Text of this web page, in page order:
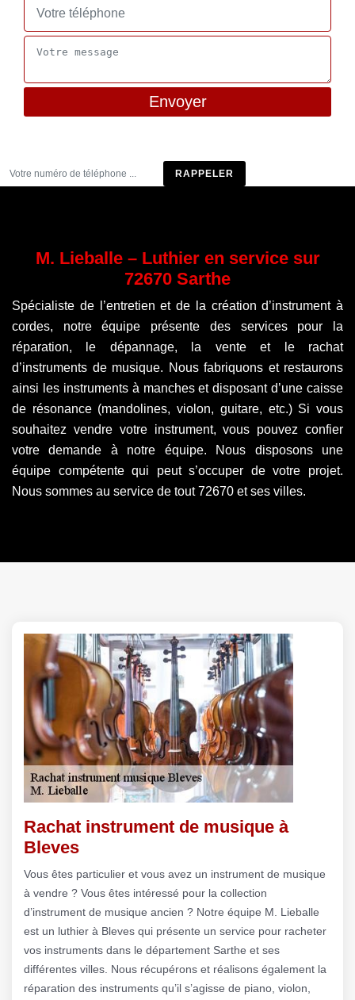
M. Lieballe – Luthier en service sur
72670 Sarthe
Spécialiste de l’entretien et de la création d’instrument à
cordes, notre équipe présente des services pour la
réparation, le dépannage, la vente et le rachat
d’instruments de musique. Nous fabriquons et restaurons
ainsi les instruments à manches et disposant d’une caisse
de résonance (mandolines, violon, guitare, etc.) Si vous
souhaitez vendre votre instrument, vous pouvez confier
votre demande à notre équipe. Nous disposons une
équipe compétente qui peut s’occuper de votre projet.
Nous sommes au service de tout 72670 et ses villes.
Rachat instrument de musique à
Bleves
Vous êtes particulier et vous avez un instrument de musique
à vendre ? Vous êtes intéressé pour la collection
d’instrument de musique ancien ? Notre équipe M. Lieballe
est un luthier à Bleves qui présente un service pour racheter
vos instruments dans le département Sarthe et ses
différentes villes. Nous récupérons et réalisons également la
réparation des instruments qu’il s’agisse de piano, violon,